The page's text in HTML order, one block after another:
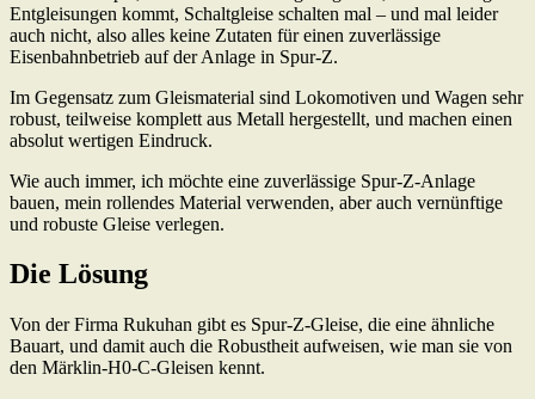
Entgleisungen kommt, Schaltgleise schalten mal – und mal leider
auch nicht, also alles keine Zutaten für einen zuverlässige
Eisenbahnbetrieb auf der Anlage in Spur-Z.
Im Gegensatz zum Gleismaterial sind Lokomotiven und Wagen sehr
robust, teilweise komplett aus Metall hergestellt, und machen einen
absolut wertigen Eindruck.
Wie auch immer, ich möchte eine zuverlässige Spur-Z-Anlage
bauen, mein rollendes Material verwenden, aber auch vernünftige
und robuste Gleise verlegen.
Die Lösung
Von der Firma Rukuhan gibt es Spur-Z-Gleise, die eine ähnliche
Bauart, und damit auch die Robustheit aufweisen, wie man sie von
den Märklin-H0-C-Gleisen kennt.